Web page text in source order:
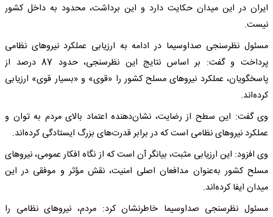
ایران در این میدان حکایت دارد و این برداشت، محدود به داخل کشور
نیست.
مسئول نظرسنجی صداوسیما در ادامه به ارزیابی عملکرد نیروهای نظامی
پرداخت و گفت: بر اساس نتایج این نظرسنجی، حدود 87 درصد از
پاسخگویان، عملکرد نیروهای مسلح کشور را «قوی» و «بسیار قوی» ارزیابی
کرده‌اند.
وی گفت: این سطح از رضایت، نشان‌دهنده اعتماد بالای مردم به توان و
عملکرد نیروهای نظامی است که در برابر قدرت‌های بزرگ ایستادگی کرده‌اند.
وی افزود: این ارزیابی مثبت، بیانگر آن است که از نگاه افکار عمومی، نیروهای
مسلح کشور به‌عنوان مدافعان اصلی امنیت، نقش مؤثر و موفقی در این
میدان ایفا کرده‌اند.
مسئول نظرسنجی صداوسیما خاطرنشان کرد: مردم، نیروهای نظامی را